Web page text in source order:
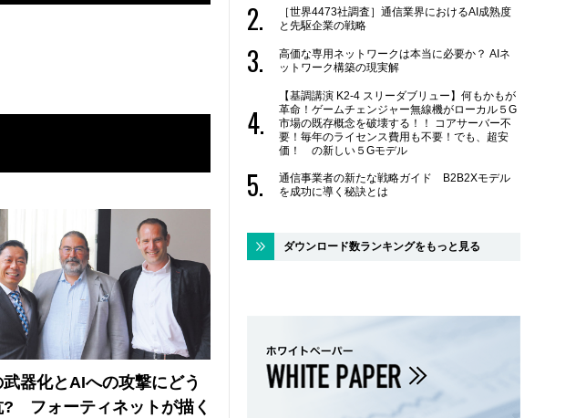
器化とAIへの攻撃にどう
? フォーティネットが描く
［世界4473社調査］通信業界におけるAI成熟度
と先駆企業の戦略
高価な専用ネットワークは本当に必要か？ AIネ
ットワーク構築の現実解
【基調講演 K2-4 スリーダブリュー】何もかもが
革命！ゲームチェンジャー無線機がローカル５G
市場の既存概念を破壊する！！ コアサーバー不
要！毎年のライセンス費用も不要！でも、超安
価！ の新しい５Gモデル
通信事業者の新たな戦略ガイド B2B2Xモデル
を成功に導く秘訣とは
ダウンロード数ランキングをもっと見る